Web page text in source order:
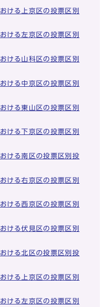
ける上京区の投票区別
ける左京区の投票区別
ける山科区の投票区別
ける中京区の投票区別
ける東山区の投票区別
ける下京区の投票区別
ける南区の投票区別投
ける右京区の投票区別
ける西京区の投票区別
ける伏見区の投票区別
ける北区の投票区別投
ける上京区の投票区別
ける左京区の投票区別